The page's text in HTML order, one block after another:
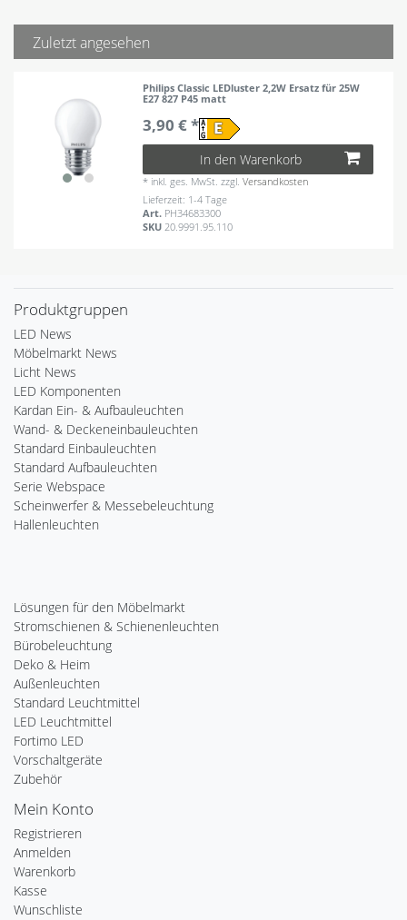
Zuletzt angesehen
Philips Classic LEDluster 2,2W Ersatz für 25W
E27 827 P45 matt
3,90 € *
In den Warenkorb
* inkl. ges. MwSt. zzgl.Versandkosten
Lieferzeit: 1-4 Tage
Art. PH34683300
SKU20.9991.95.110
Produktgruppen
LED News
Möbelmarkt News
Licht News
LED Komponenten
Kardan Ein- & Aufbauleuchten
Wand- & Deckeneinbauleuchten
Standard Einbauleuchten
Standard Aufbauleuchten
Serie Webspace
Scheinwerfer & Messebeleuchtung
Hallenleuchten
Lösungen für den Möbelmarkt
Stromschienen & Schienenleuchten
Bürobeleuchtung
Deko & Heim
Außenleuchten
Standard Leuchtmittel
LED Leuchtmittel
Fortimo LED
Vorschaltgeräte
Zubehör
Mein Konto
Registrieren
Anmelden
Warenkorb
Kasse
Wunschliste